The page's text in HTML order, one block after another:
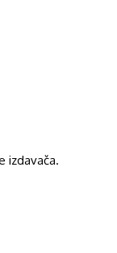
izdavača.